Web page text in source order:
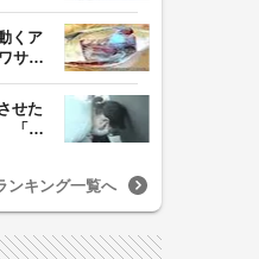
くア
サビ
せた
「生
ンキング一覧へ